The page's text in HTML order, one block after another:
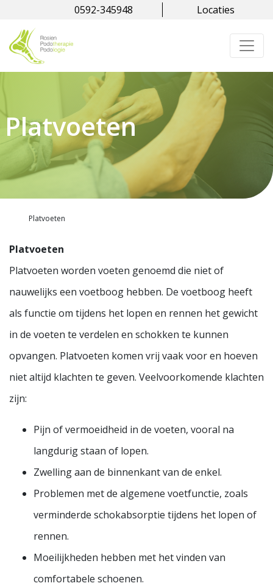
0592-345948 Locaties
Platvoeten
Platvoeten
Platvoeten
Platvoeten worden voeten genoemd die niet of
nauwelijks een voetboog hebben. De voetboog heeft
als functie om tijdens het lopen en rennen het gewicht
in de voeten te verdelen en schokken te kunnen
opvangen. Platvoeten komen vrij vaak voor en hoeven
niet altijd klachten te geven. Veelvoorkomende klachten
zijn:
Pijn of vermoeidheid in de voeten, vooral na
langdurig staan of lopen.
Zwelling aan de binnenkant van de enkel.
Problemen met de algemene voetfunctie, zoals
verminderde schokabsorptie tijdens het lopen of
rennen.
Moeilijkheden hebben met het vinden van
comfortabele schoenen.